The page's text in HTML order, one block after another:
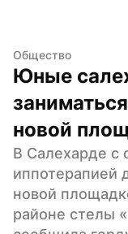
Общество
Юные
новой
В Салехарде с
иппотерапией
новой
районе стелы